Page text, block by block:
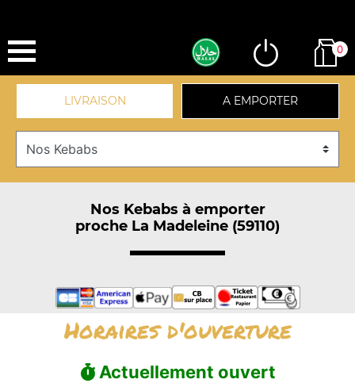
0
LIVRAISON A EMPORTER
Nos Kebabs à emporter
proche La Madeleine (59110)
Horaires d'ouverture
Actuellement ouvert